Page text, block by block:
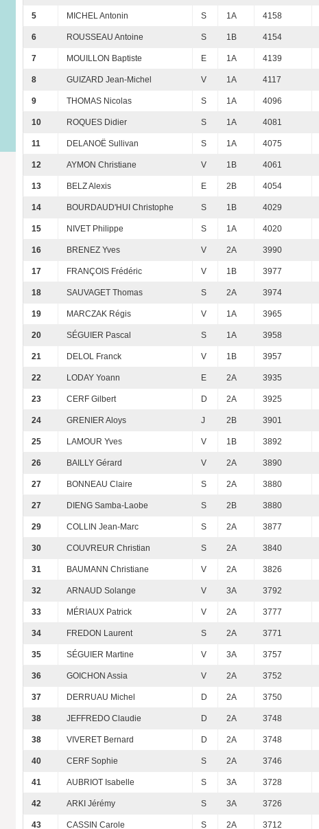
5 MICHEL Antonin S 1A 4158
6 ROUSSEAU Antoine S 1B 4154
7 MOUILLON Baptiste E 1A 4139
8 GUIZARD Jean-Michel V 1A 4117
9 THOMAS Nicolas S 1A 4096
10 ROQUES Didier S 1A 4081
11 DELANOË Sullivan S 1A 4075
12 AYMON Christiane V 1B 4061
13 BELZ Alexis E 2B 4054
14 BOURDAUD'HUI Christophe S 1B 4029
15 NIVET Philippe S 1A 4020
16 BRENEZ Yves V 2A 3990
17 FRANÇOIS Frédéric V 1B 3977
18 SAUVAGET Thomas S 2A 3974
19 MARCZAK Régis V 1A 3965
20 SÉGUIER Pascal S 1A 3958
21 DELOL Franck V 1B 3957
22 LODAY Yoann E 2A 3935
23 CERF Gilbert D 2A 3925
24 GRENIER Aloys J 2B 3901
25 LAMOUR Yves V 1B 3892
26 BAILLY Gérard V 2A 3890
27 BONNEAU Claire S 2A 3880
27 DIENG Samba-Laobe S 2B 3880
29 COLLIN Jean-Marc S 2A 3877
30 COUVREUR Christian S 2A 3840
31 BAUMANN Christiane V 2A 3826
32 ARNAUD Solange V 3A 3792
33 MÉRIAUX Patrick V 2A 3777
34 FREDON Laurent S 2A 3771
35 SÉGUIER Martine V 3A 3757
36 GOICHON Assia V 2A 3752
37 DERRUAU Michel D 2A 3750
38 JEFFREDO Claudie D 2A 3748
38 VIVERET Bernard D 2A 3748
40 CERF Sophie S 2A 3746
41 AUBRIOT Isabelle S 3A 3728
42 ARKI Jérémy S 3A 3726
43 CASSIN Carole S 2A 3712